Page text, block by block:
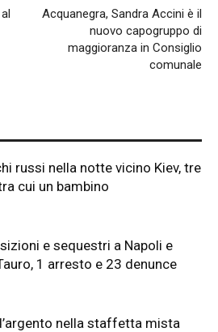
Acquanegra, Sandra Accini è il
nuovo capogruppo di
maggioranza in Consiglio
comunale
russi nella notte vicino Kiev, tre
cui un bambino
e sequestri a Napoli e
1 arresto e 23 denunce
nella staffetta mista